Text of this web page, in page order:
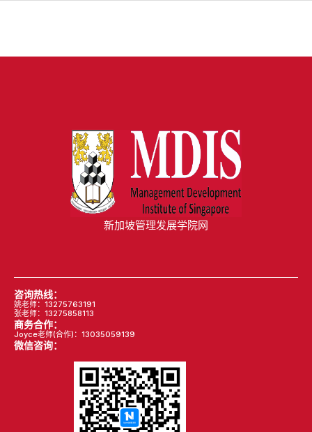
新加坡管理发展学院网
咨询热线：
姚老师：13275763191
张老师：13275858113
商务合作：
Joyce老师(合作)：13035059139
微信咨询：